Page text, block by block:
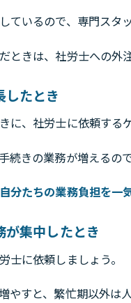
ているので、専門ス
ときは、社労士への外
たとき
に、社労士に依頼する
続きの業務が増えるの
分たちの業務負担を一
集中したとき
士に依頼しましょう。
やすと、繁忙期以外